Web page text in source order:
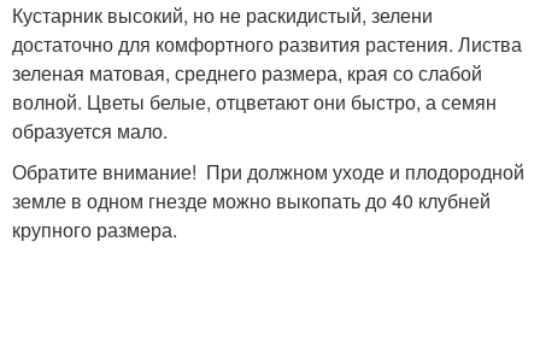
Кустарник высокий, но не раскидистый, зелени
достаточно для комфортного развития растения. Листва
зеленая матовая, среднего размера, края со слабой
волной. Цветы белые, отцветают они быстро, а семян
образуется мало.
Обратите внимание! При должном уходе и плодородной
земле в одном гнезде можно выкопать до 40 клубней
крупного размера.